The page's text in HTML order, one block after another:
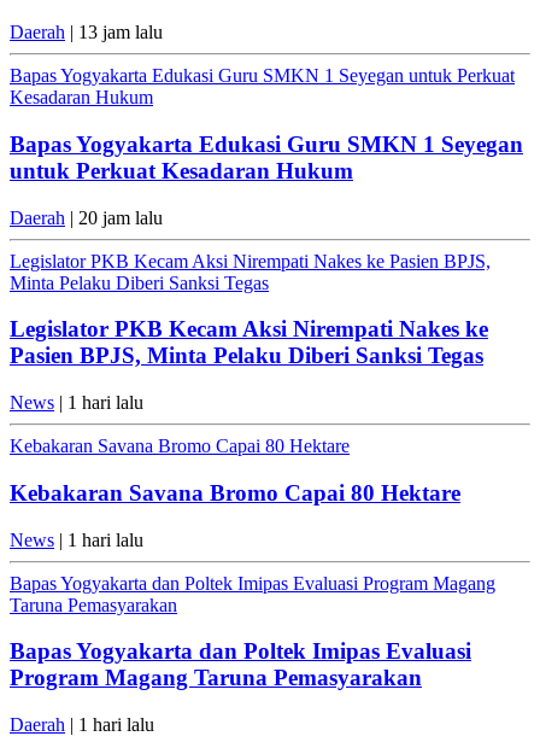
Daerah | 13 jam lalu
Bapas Yogyakarta Edukasi Guru SMKN 1 Seyegan untuk Perkuat
Kesadaran Hukum
Bapas Yogyakarta Edukasi Guru SMKN 1 Seyegan
untuk Perkuat Kesadaran Hukum
Daerah | 20 jam lalu
Legislator PKB Kecam Aksi Nirempati Nakes ke Pasien BPJS,
Minta Pelaku Diberi Sanksi Tegas
Legislator PKB Kecam Aksi Nirempati Nakes ke
Pasien BPJS, Minta Pelaku Diberi Sanksi Tegas
News | 1 hari lalu
Kebakaran Savana Bromo Capai 80 Hektare
Kebakaran Savana Bromo Capai 80 Hektare
News | 1 hari lalu
Bapas Yogyakarta dan Poltek Imipas Evaluasi Program Magang
Taruna Pemasyarakan
Bapas Yogyakarta dan Poltek Imipas Evaluasi
Program Magang Taruna Pemasyarakan
Daerah | 1 hari lalu